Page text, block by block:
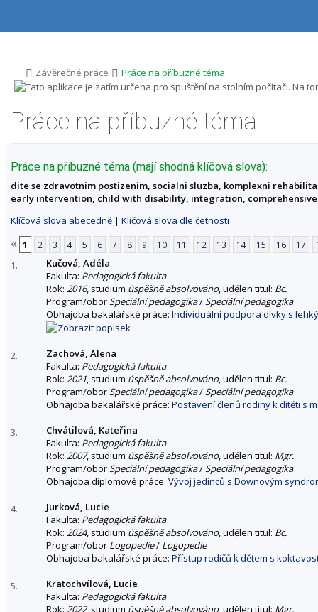
e
e
e
e
>Závěrečné práce >
Práce na příbuzné téma
Práce na příbuzné téma
Práce na příbuzné téma (mají shodná klíčová slova):
dite se zdravotnim postizenim, socialni sluzba, komplexni
early intervention, child with disability, integration,
Klíčová slova abecedně | Klíčová slova dle četnosti
« 1 2 3 4 5 6 7 8 9 10 11 12 13 14 15 16 17
1.
Kučová, Adéla
Fakulta: Pedagogická fakulta
Rok: 2016, studium úspěšně absolvováno, udělen titul: Bc.
Program/oborSpeciální pedagogika/Speciální pedagogika
Obhajoba bakalářské práce: Individuální podpora dívky s
2.
Zachová, Alena
Fakulta: Pedagogická fakulta
Rok: 2021, studium úspěšně absolvováno, udělen titul: Bc.
Program/oborSpeciální pedagogika/Speciální pedagogika
Obhajoba bakalářské práce: Postavení členů rodiny k dítěti s
3.
Chvátilová, Kateřina
Fakulta: Pedagogická fakulta
Rok: 2007, studium úspěšně absolvováno, udělen titul: Mgr.
Program/oborSpeciální pedagogika/Speciální pedagogika
Obhajoba diplomové práce: Vývoj jedinců s Downovým
4.
Jurková, Lucie
Fakulta: Pedagogická fakulta
Rok: 2024, studium úspěšně absolvováno, udělen titul: Bc.
Program/obor Logopedie/ Logopedie
Obhajoba bakalářské práce: Přístup rodičů k dětem s
5.
Kratochvílová, Lucie
Fakulta: Pedagogická fakulta
Rok: 2022, studium úspěšně absolvováno, udělen titul: Mgr.